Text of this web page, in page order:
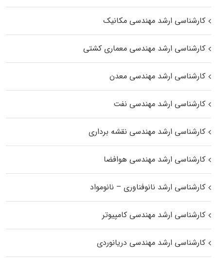
کارشناسی ارشد مهندسی مکانیک
کارشناسی ارشد مهندسی معماری کشتی
کارشناسی ارشد مهندسی معدن
کارشناسی ارشد مهندسی نفت
کارشناسی ارشد مهندسی نقشه برداری
کارشناسی ارشد مهندسی هوافضا
کارشناسی ارشد نانوفناوری – نانومواد
کارشناسی ارشد مهندسی کامپیوتر
کارشناسی ارشد مهندسی دریانوردی